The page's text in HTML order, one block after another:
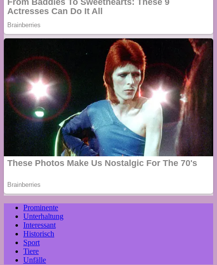
Prominente
Unterhaltung
Interessant
Historisch
Sport
Tiere
Unfälle